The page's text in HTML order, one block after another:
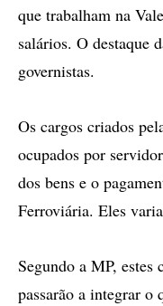
que trabalham na
salários. O destaque
governistas.
Os cargos criados
ocupados por
dos bens e o
Ferroviária. Eles
Segundo a MP, estes
passarão a integrar